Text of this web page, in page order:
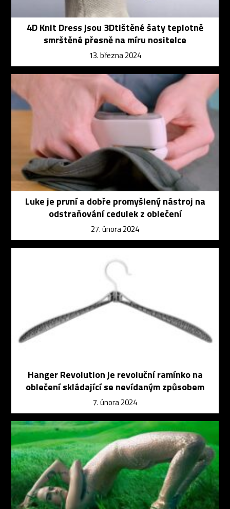
4D Knit Dress jsou 3Dtištěné šaty teplotně
smrštěné přesně na míru nositelce
13. března 2024
Luke je první a dobře promyšlený nástroj na
odstraňování cedulek z oblečení
27. února 2024
Hanger Revolution je revoluční ramínko na
oblečení skládající se nevídaným způsobem
7. února 2024